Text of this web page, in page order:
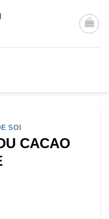
SOI
CACAO